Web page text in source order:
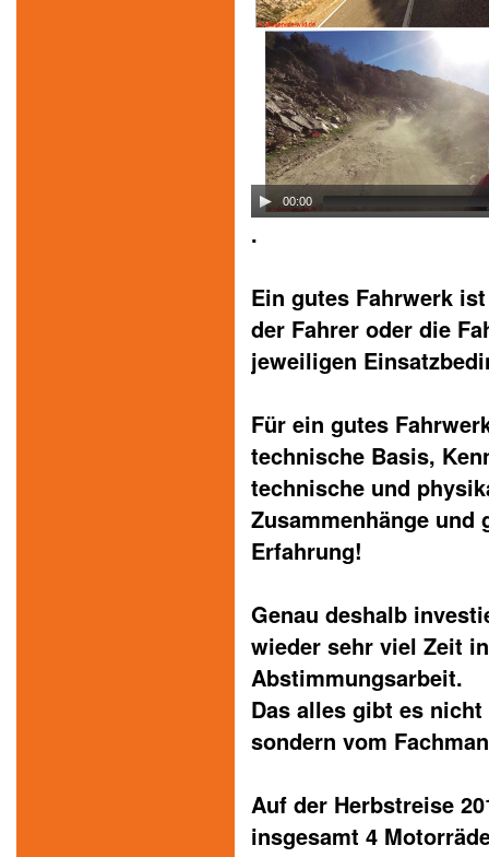
00:00
.
Ein gutes Fahrwerk
der Fahrer oder die
jeweiligen
Für ein gutes
technische Basis,
technische und
Zusammenhänge und
Erfahrung!
Genau deshalb
wieder sehr viel Zeit
Abstimmungsarbeit.
Das alles gibt es
sondern vom
Auf der Herbstreise
insgesamt 4